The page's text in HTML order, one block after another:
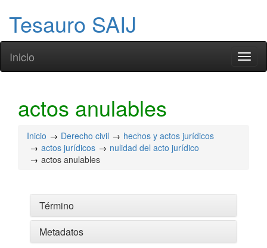
Tesauro SAIJ
Inicio
actos anulables
Inicio Derecho civil
hechos y actos jurídicos
actos jurídicos
nulidad del acto jurídico
actos anulables
Término
Metadatos